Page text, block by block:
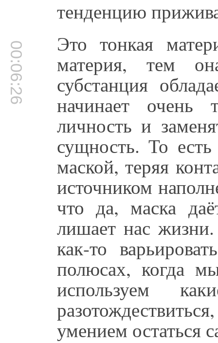
тенденцию
00:06:26 Это тонкая
материя, тем
субстанция
начинает очень
личность и
сущность. То
маской, теряя
источником
что да, маска
лишает нас
как-то
полюсах, когда
используем
умением остаться